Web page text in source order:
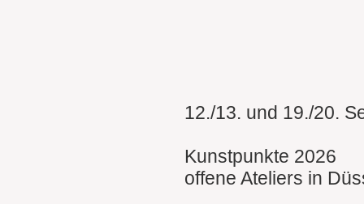
12./13. und 19./20.
Kunstpunkte 2026
offene Ateliers in